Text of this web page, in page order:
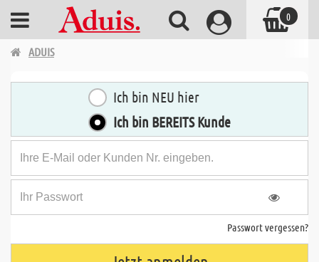
ADUIS
Ich bin NEU hier
Ich bin BEREITS Kunde
Passwort vergessen?
0